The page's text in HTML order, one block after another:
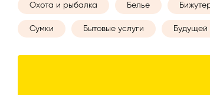
Охота и рыбалка Белье
Сумки Бытовые услуги